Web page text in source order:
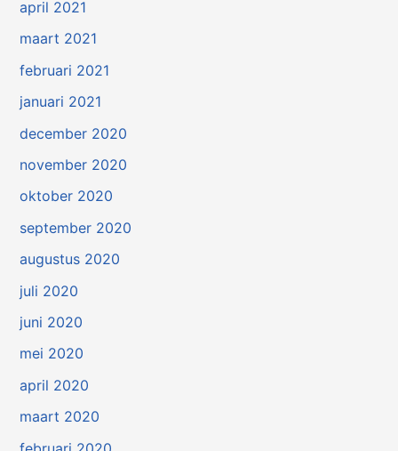
april 2021
maart 2021
februari 2021
januari 2021
december 2020
november 2020
oktober 2020
september 2020
augustus 2020
juli 2020
juni 2020
mei 2020
april 2020
maart 2020